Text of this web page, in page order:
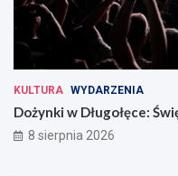
KULTURA WYDARZENIA
Dożynki w Długołęce:
8 sierpnia 2026